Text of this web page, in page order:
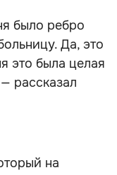
было ребро
Да, это
это была целая
рассказал
на